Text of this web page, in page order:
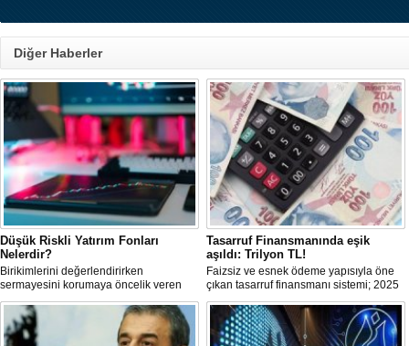
Diğer Haberler
Düşük Riskli Yatırım Fonları
Nelerdir?
Birikimlerini değerlendirirken
sermayesini korumaya öncelik veren
yatırımcılar için düşük riskli fonlar
önemli bir alternatif sunar.
Tasarruf Finansmanında eşik
aşıldı: Trilyon TL!
Faizsiz ve esnek ödeme yapısıyla öne
çıkan tasarruf finansmanı sistemi; 2025
itibariyle trilyon TL’yi aşan işlem
hacmine ulaşarak ana akım bir finansal
modele dönüştü. Dar ve orta gelirli
kesime; ev ve araç sahibi olma yolunda